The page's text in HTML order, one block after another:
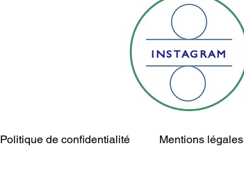
INSTAGRAM
Politique de confidentialité Mentions légales